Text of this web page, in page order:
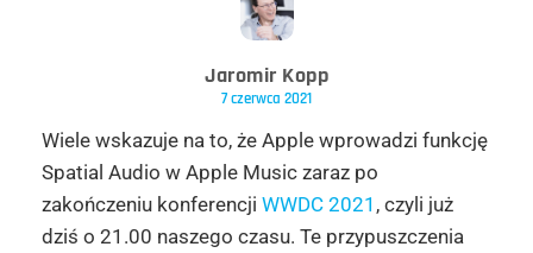
Jaromir Kopp
7 czerwca 2021
Wiele wskazuje na to, że Apple wprowadzi funkcję
Spatial Audio w Apple Music zaraz po
zakończeniu konferencji WWDC 2021 , czyli już
dziś o 21.00 naszego czasu. Te przypuszczenia